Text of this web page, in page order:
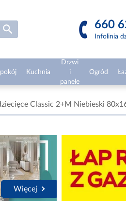
660
Infolinia
Kuchnia
Drzwi
i
panele
Ogród
Classic 2+M Niebieski
Więcej